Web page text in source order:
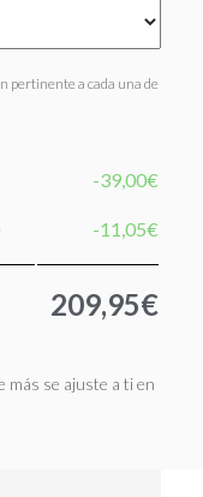
pertinente a cada una de
-39,00€
-11,05€
209,95€
más se ajuste a ti en